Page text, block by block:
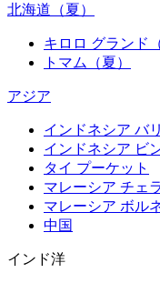
北海道（夏）
キロロ グランド
トマム（夏）
アジア
インドネシア バリ
インドネシア ビ
タイ プーケット
マレーシア チェ
マレーシア ボル
中国
インド洋